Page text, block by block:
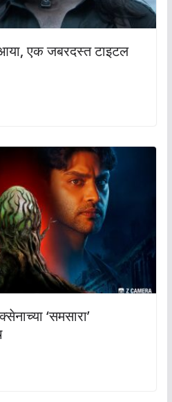
एक जबरदस्त टाइटल
‘समसारा’